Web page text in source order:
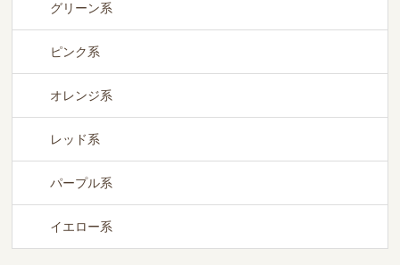
グリーン系
ピンク系
オレンジ系
レッド系
パープル系
イエロー系